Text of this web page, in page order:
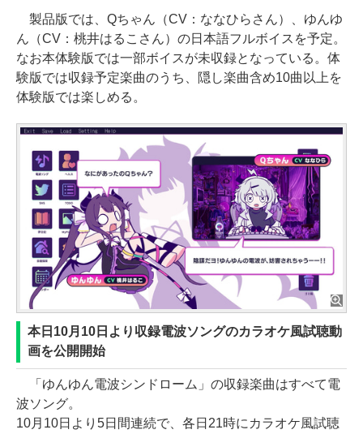
製品版では、Qちゃん（CV：ななひらさん）、ゆんゆ
ん（CV：桃井はるこさん）の日本語フルボイスを予定。
なお本体験版では一部ボイスが未収録となっている。体
験版では収録予定楽曲のうち、隠し楽曲含め10曲以上を
体験版では楽しめる。
本日10月10日より収録電波ソングのカラオケ風試聴動
画を公開開始
「ゆんゆん電波シンドローム」の収録楽曲はすべて電
波ソング。
10月10日より5日間連続で、各日21時にカラオケ風試聴